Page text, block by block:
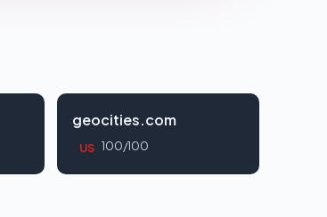
geocities.com
US 100/100